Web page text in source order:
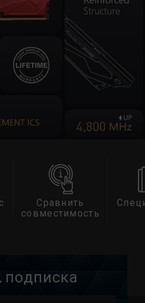
Спецификация
подписка